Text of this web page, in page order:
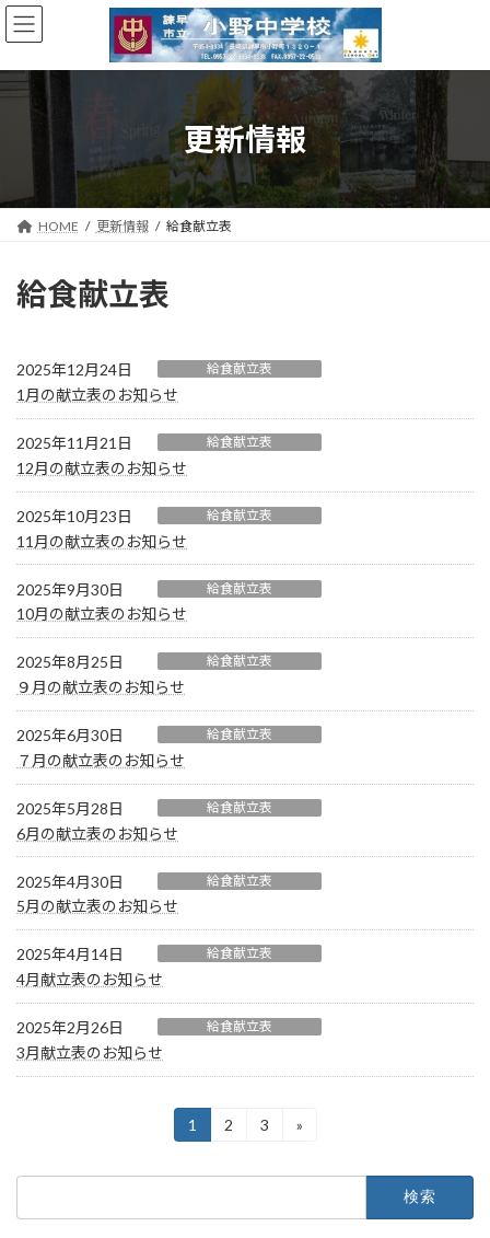
コ
ン
ン
プ
ナ
ビ
ー
動
更新情報
HOME 更新情報 給食献立表
給食献立表
2025年12月24日 給食献立表
1月の献立表のお知らせ
2025年11月21日 給食献立表
12月の献立表のお知らせ
2025年10月23日 給食献立表
11月の献立表のお知らせ
2025年9月30日 給食献立表
10月の献立表のお知らせ
2025年8月25日 給食献立表
９月の献立表のお知らせ
2025年6月30日 給食献立表
７月の献立表のお知らせ
2025年5月28日 給食献立表
6月の献立表のお知らせ
2025年4月30日 給食献立表
5月の献立表のお知らせ
2025年4月14日 給食献立表
4月献立表のお知らせ
2025年2月26日 給食献立表
3月献立表のお知らせ
固
定
1
固
2
固
3 »